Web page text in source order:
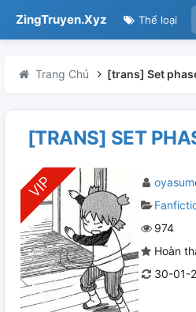
ZingTruyen.Xyz Thể loại
Trang Chủ [trans] Set
[TRANS] SET
974
Hoàn
30-01-